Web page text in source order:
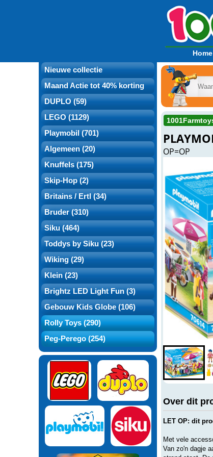
Home
Nieuwe collectie
Maand Actie tot 40% korting
DUPLO (59)
LEGO (1129)
Playmobil (701)
Algemeen (20)
Knuffels (175)
Skip-Hop (2)
Britains / Ertl (34)
Bruder (310)
Siku (464)
Toddys by Siku (23)
Wiking (29)
Klein (23)
Brightz LED Light Fun (3)
Gebouw Kids Globe (106)
Rolly Toys (290)
Peg-Perego (254)
OP=OP
Over dit
LET OP: dit
Met vele
Van zo'n dagje